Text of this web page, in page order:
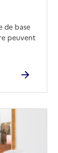
de base
peuvent